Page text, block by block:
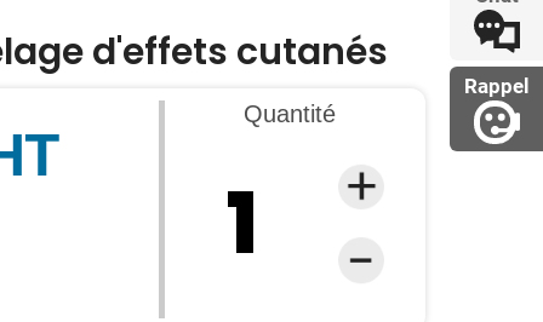
Rappel
d'effets cutanés
Quantité